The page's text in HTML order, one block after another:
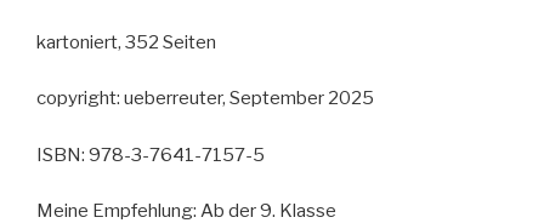
kartoniert, 352 Seiten
copyright: ueberreuter, September 2025
ISBN: 978-3-7641-7157-5
Meine Empfehlung: Ab der 9. Klasse